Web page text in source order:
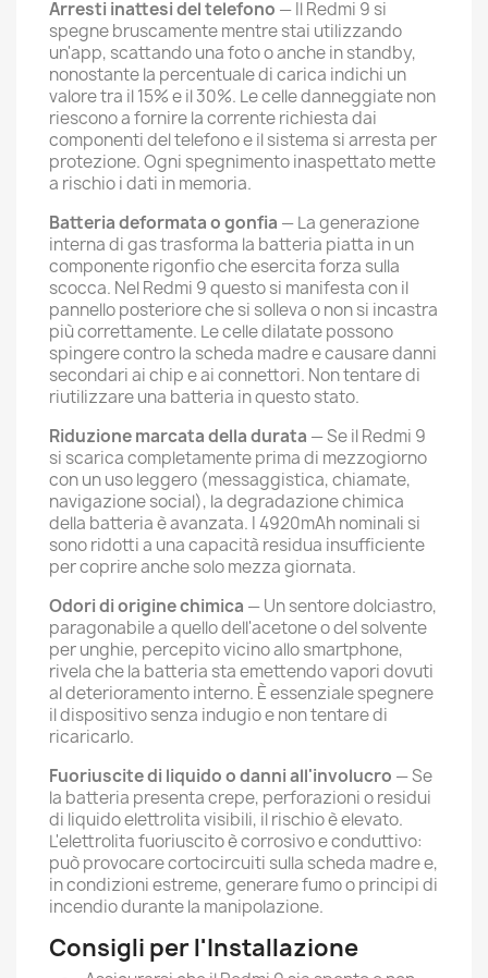
Arresti inattesi del telefono — Il Redmi 9 si
spegne bruscamente mentre stai utilizzando
un'app, scattando una foto o anche in standby,
nonostante la percentuale di carica indichi un
valore tra il 15% e il 30%. Le celle danneggiate non
riescono a fornire la corrente richiesta dai
componenti del telefono e il sistema si arresta per
protezione. Ogni spegnimento inaspettato mette
a rischio i dati in memoria.
Batteria deformata o gonfia — La generazione
interna di gas trasforma la batteria piatta in un
componente rigonfio che esercita forza sulla
scocca. Nel Redmi 9 questo si manifesta con il
pannello posteriore che si solleva o non si incastra
più correttamente. Le celle dilatate possono
spingere contro la scheda madre e causare danni
secondari ai chip e ai connettori. Non tentare di
riutilizzare una batteria in questo stato.
Riduzione marcata della durata — Se il Redmi 9
si scarica completamente prima di mezzogiorno
con un uso leggero (messaggistica, chiamate,
navigazione social), la degradazione chimica
della batteria è avanzata. I 4920mAh nominali si
sono ridotti a una capacità residua insufficiente
per coprire anche solo mezza giornata.
Odori di origine chimica — Un sentore dolciastro,
paragonabile a quello dell'acetone o del solvente
per unghie, percepito vicino allo smartphone,
rivela che la batteria sta emettendo vapori dovuti
al deterioramento interno. È essenziale spegnere
il dispositivo senza indugio e non tentare di
ricaricarlo.
Fuoriuscite di liquido o danni all'involucro — Se
la batteria presenta crepe, perforazioni o residui
di liquido elettrolita visibili, il rischio è elevato.
L'elettrolita fuoriuscito è corrosivo e conduttivo:
può provocare cortocircuiti sulla scheda madre e,
in condizioni estreme, generare fumo o principi di
incendio durante la manipolazione.
Consigli per l'Installazione